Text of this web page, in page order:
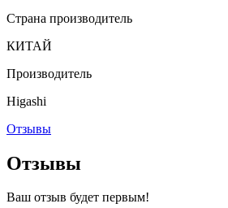
Страна производитель
КИТАЙ
Производитель
Higashi
Отзывы
Отзывы
Ваш отзыв будет первым!